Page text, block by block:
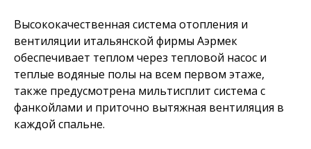
Высококачественная система отопления и
вентиляции итальянской фирмы Аэрмек
обеспечивает теплом через тепловой насос и
теплые водяные полы на всем первом этаже,
также предусмотрена мильтисплит система с
фанкойлами и приточно вытяжная вентиляция в
каждой спальне.